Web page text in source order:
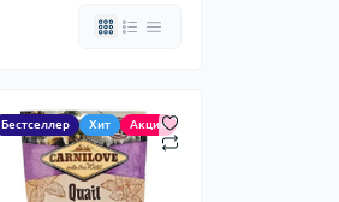
Бестселлер Хит Акция